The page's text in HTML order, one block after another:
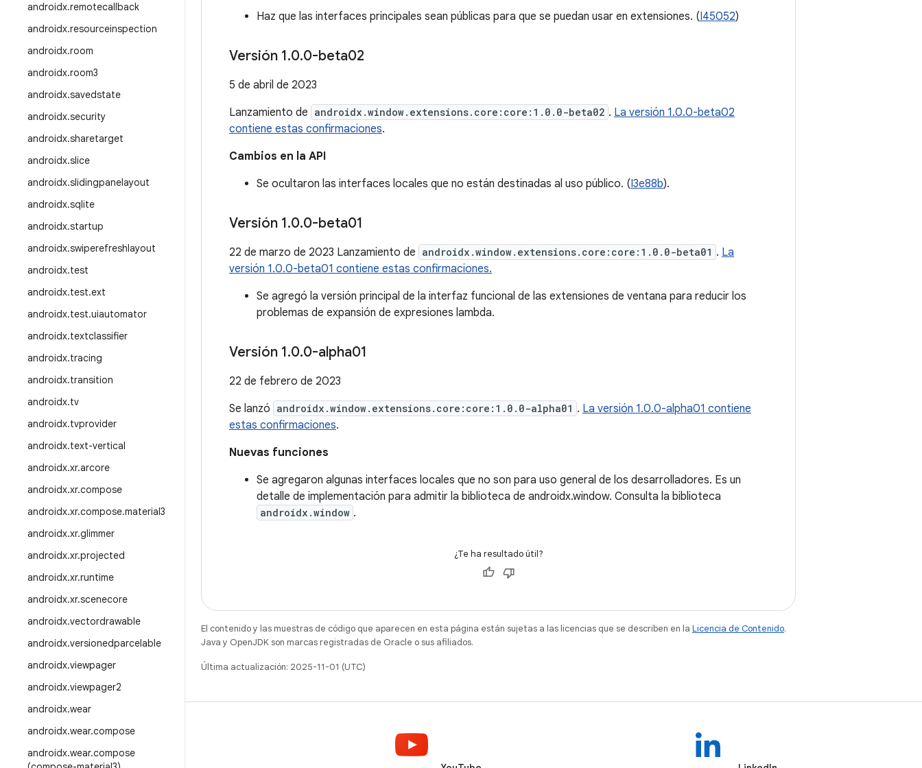
androidx.remotecallback
androidx.resourceinspection
androidx.room
androidx.room3
androidx.savedstate
androidx.security
androidx.sharetarget
androidx.slice
androidx.slidingpanelayout
androidx.sqlite
androidx.startup
androidx.swiperefreshlayout
androidx.test
androidx.test.ext
androidx.test.uiautomator
androidx.textclassifier
androidx.tracing
androidx.transition
androidx.tv
androidx.tvprovider
androidx.text-vertical
androidx.xr.arcore
androidx.xr.compose
androidx.xr.compose.material3
androidx.xr.glimmer
androidx.xr.projected
androidx.xr.runtime
androidx.xr.scenecore
androidx.vectordrawable
androidx.versionedparcelable
androidx.viewpager
androidx.viewpager2
androidx.wear
androidx.wear.compose
androidx.wear.compose
Haz que las interfaces principales sean públicas para que se puedan usar en extensiones. (I45052)
Versión 1.0.0-beta02
5 de abril de 2023
Lanzamiento de androidx.window.extensions.core:core:1.0.0-beta02 . La versión 1.0.0-beta02
contiene estas confirmaciones.
Cambios en la API
Se ocultaron las interfaces locales que no están destinadas al uso público. (I3e88b).
Versión 1.0.0-beta01
22 de marzo de 2023 Lanzamiento de androidx.window.extensions.core:core:1.0.0-beta01 . La
versión 1.0.0-beta01 contiene estas confirmaciones.
Se agregó la versión principal de la interfaz funcional de las extensiones de ventana para reducir los
problemas de expansión de expresiones lambda.
Versión 1.0.0-alpha01
22 de febrero de 2023
Se lanzó androidx.window.extensions.core:core:1.0.0-alpha01 . La versión 1.0.0-alpha01 contiene
estas confirmaciones.
Nuevas funciones
Se agregaron algunas interfaces locales que no son para uso general de los desarrolladores. Es un
detalle de implementación para admitir la biblioteca de androidx.window. Consulta la biblioteca
androidx.window .
¿Te ha resultado útil?
El contenido y las muestras de código que aparecen en esta página están sujetas a las licencias que se describen en la Licencia de Contenido.
Java y OpenJDK son marcas registradas de Oracle o sus afiliados.
Última actualización: 2025-11-01 (UTC)